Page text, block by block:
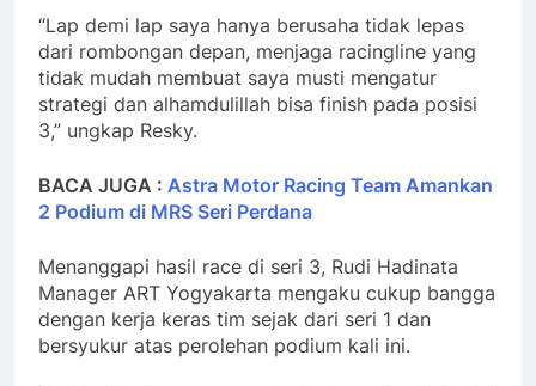
“Lap demi lap saya hanya berusaha tidak lepas
dari rombongan depan, menjaga racingline yang
tidak mudah membuat saya musti mengatur
strategi dan alhamdulillah bisa finish pada posisi
3,” ungkap Resky.
BACA JUGA : Astra Motor Racing Team Amankan
2 Podium di MRS Seri Perdana
Menanggapi hasil race di seri 3, Rudi Hadinata
Manager ART Yogyakarta mengaku cukup bangga
dengan kerja keras tim sejak dari seri 1 dan
bersyukur atas perolehan podium kali ini.